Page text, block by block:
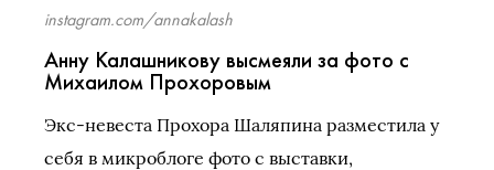
instagram.com/annakalash
Анну Калашникову высмеяли за фото с
Михаилом Прохоровым
Экс-невеста Прохора Шаляпина разместила у
себя в микроблоге фото с выставки,